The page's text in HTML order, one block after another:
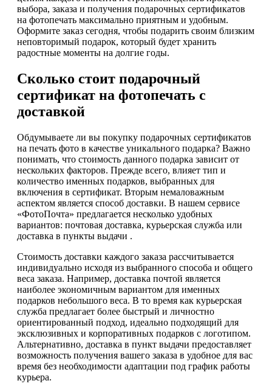
выбора, заказа и получения подарочных сертификатов
на фотопечать максимально приятным и удобным.
Оформите заказ сегодня, чтобы подарить своим близким
неповторимый подарок, который будет хранить
радостные моменты на долгие годы.
Сколько стоит подарочный
сертификат на фотопечать с
доставкой
Обдумываете ли вы покупку подарочных сертификатов
на печать фото в качестве уникального подарка? Важно
понимать, что стоимость данного подарка зависит от
нескольких факторов. Прежде всего, влияет тип и
количество именных подарков, выбранных для
включения в сертификат. Вторым немаловажным
аспектом является способ доставки. В нашем сервисе
«ФотоПочта» предлагается несколько удобных
вариантов: почтовая доставка, курьерская служба или
доставка в пункты выдачи .
Стоимость доставки каждого заказа рассчитывается
индивидуально исходя из выбранного способа и общего
веса заказа. Например, доставка почтой является
наиболее экономичным вариантом для именных
подарков небольшого веса. В то время как курьерская
служба предлагает более быстрый и личностно
ориентированный подход, идеально подходящий для
эксклюзивных и корпоративных подарков с логотипом.
Альтернативно, доставка в пункт выдачи предоставляет
возможность получения вашего заказа в удобное для вас
время без необходимости адаптации под график работы
курьера.